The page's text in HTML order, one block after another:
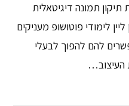
תמונה דיגיטאלית
לימודי פוטושופ מעניקים
להם להפוך לבעלי
העיצוב…